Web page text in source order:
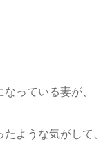
っている妻が、
ような気がして、